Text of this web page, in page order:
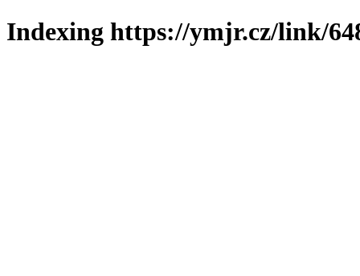
Indexing https://ymjr.cz/link/